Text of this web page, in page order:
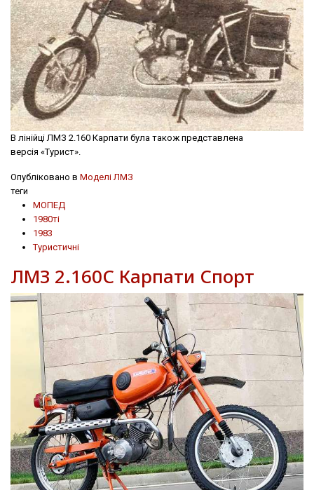
В лінійці ЛМЗ 2.160 Карпати була також представлена
версія «Турист».
Опубліковано в Моделі ЛМЗ
теги
МОПЕД
1980ті
1983
Туристичні
ЛМЗ 2.160С Карпати Спорт